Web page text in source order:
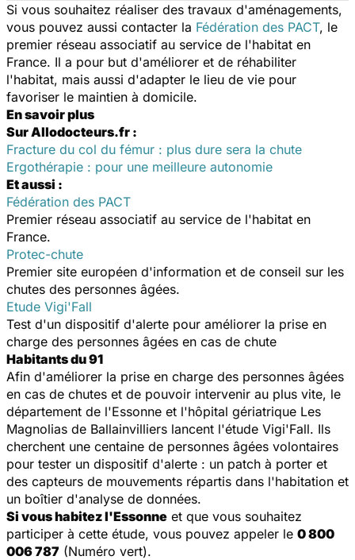
Si vous souhaitez réaliser des travaux d'aménagements,
vous pouvez aussi contacter la Fédération des PACT, le
premier réseau associatif au service de l'habitat en
France. Il a pour but d'améliorer et de réhabiliter
l'habitat, mais aussi d'adapter le lieu de vie pour
favoriser le maintien à domicile.
En savoir plus
Sur Allodocteurs.fr :
Fracture du col du fémur : plus dure sera la chute
Ergothérapie : pour une meilleure autonomie
Et aussi :
Fédération des PACT
Premier réseau associatif au service de l'habitat en
France.
Protec-chute
Premier site européen d'information et de conseil sur les
chutes des personnes âgées.
Etude Vigi'Fall
Test d'un dispositif d'alerte pour améliorer la prise en
charge des personnes âgées en cas de chute
Habitants du 91
Afin d'améliorer la prise en charge des personnes âgées
en cas de chutes et de pouvoir intervenir au plus vite, le
département de l'Essonne et l'hôpital gériatrique Les
Magnolias de Ballainvilliers lancent l'étude Vigi'Fall. Ils
cherchent une centaine de personnes âgées volontaires
pour tester un dispositif d'alerte : un patch à porter et
des capteurs de mouvements répartis dans l'habitation et
un boîtier d'analyse de données.
Si vous habitez l'Essonne et que vous souhaitez
participer à cette étude, vous pouvez appeler le 0 800
006 787 (Numéro vert).